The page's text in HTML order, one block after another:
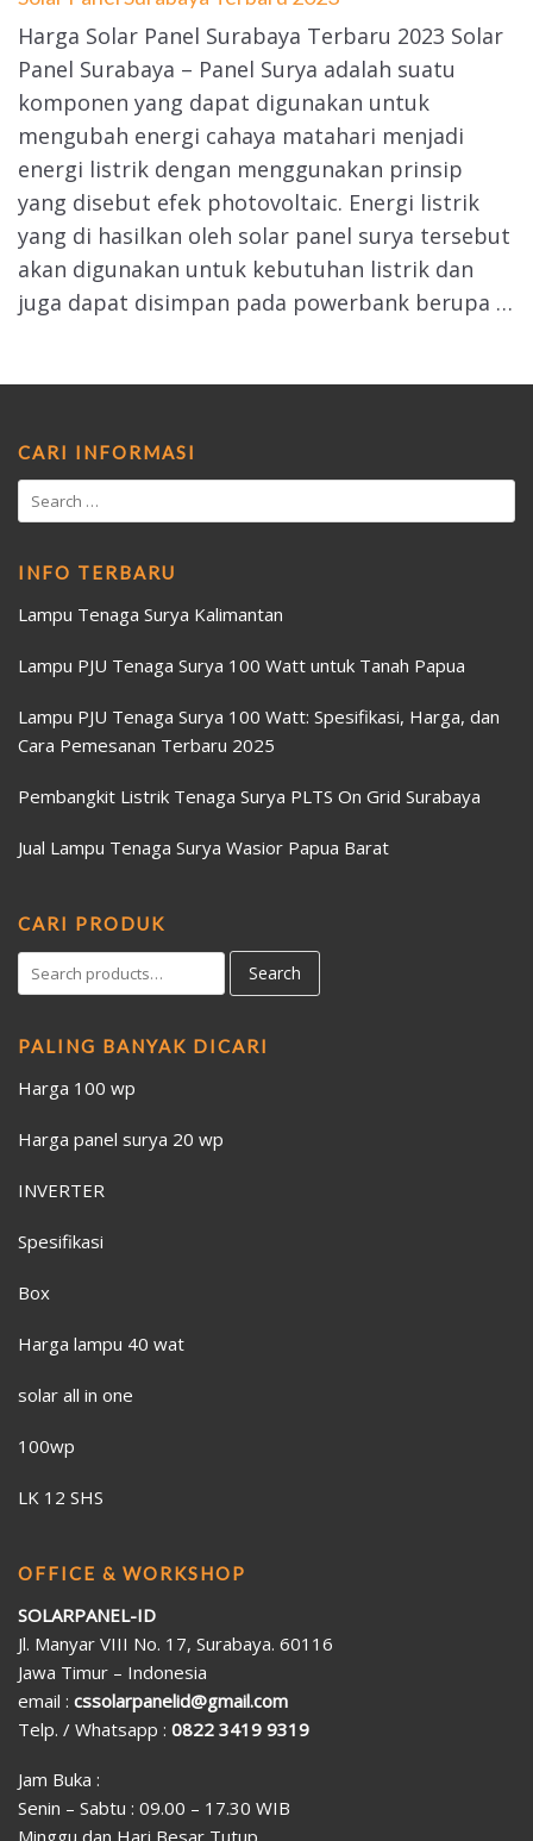
Harga Solar Panel Surabaya Terbaru 2023 Solar
Panel Surabaya – Panel Surya adalah suatu
komponen yang dapat digunakan untuk
mengubah energi cahaya matahari menjadi
energi listrik dengan menggunakan prinsip
yang disebut efek photovoltaic. Energi listrik
yang di hasilkan oleh solar panel surya tersebut
akan digunakan untuk kebutuhan listrik dan
juga dapat disimpan pada powerbank berupa …
CARI INFORMASI
INFO TERBARU
Lampu Tenaga Surya Kalimantan
Lampu PJU Tenaga Surya 100 Watt untuk Tanah Papua
Lampu PJU Tenaga Surya 100 Watt: Spesifikasi, Harga, dan
Cara Pemesanan Terbaru 2025
Pembangkit Listrik Tenaga Surya PLTS On Grid Surabaya
Jual Lampu Tenaga Surya Wasior Papua Barat
CARI PRODUK
Search
PALING BANYAK DICARI
Harga 100 wp
Harga panel surya 20 wp
INVERTER
Spesifikasi
Box
Harga lampu 40 wat
solar all in one
100wp
LK 12 SHS
OFFICE & WORKSHOP
SOLARPANEL-ID
Jl. Manyar VIII No. 17, Surabaya. 60116
Jawa Timur – Indonesia
email : cssolarpanelid@gmail.com
Telp. / Whatsapp : 0822 3419 9319
Jam Buka :
Senin – Sabtu : 09.00 – 17.30 WIB